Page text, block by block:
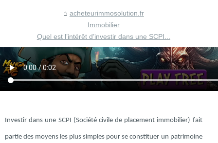
acheteurimmosolution.fr
Immobilier
Quel est l’intérêt d’investir dans une SCPI...
Investir dans une SCPI (Société civile de placement immobilier) fait
partie des moyens les plus simples pour se constituer un patrimoine